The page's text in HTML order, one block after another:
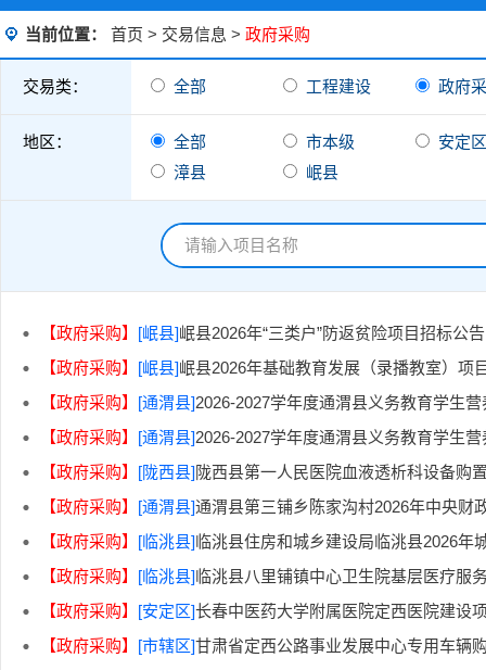
当前位置： 首页 > 交易信息 > 政府采购
交易类： 全部 工程建设 政府
地区： 全部 市本级
安定区
漳县
岷县
【政府采购】 [岷县]岷县2026年“三类户”防返贫险项目招标公告
【政府采购】 [岷县]岷县2026年基础教育发展（录播教室）项
【政府采购】 [通渭县]2026-2027学年度通渭县义务教育学生
【政府采购】 [通渭县]2026-2027学年度通渭县义务教育学生
【政府采购】 [陇西县]陇西县第一人民医院血液透析科设备购
【政府采购】 [通渭县]通渭县第三铺乡陈家沟村2026年中央财政
【政府采购】 [临洮县]临洮县住房和城乡建设局临洮县2026年
【政府采购】 [临洮县]临洮县八里铺镇中心卫生院基层医疗服
【政府采购】 [安定区]长春中医药大学附属医院定西医院建设项
【政府采购】 [市辖区]甘肃省定西公路事业发展中心专用车辆